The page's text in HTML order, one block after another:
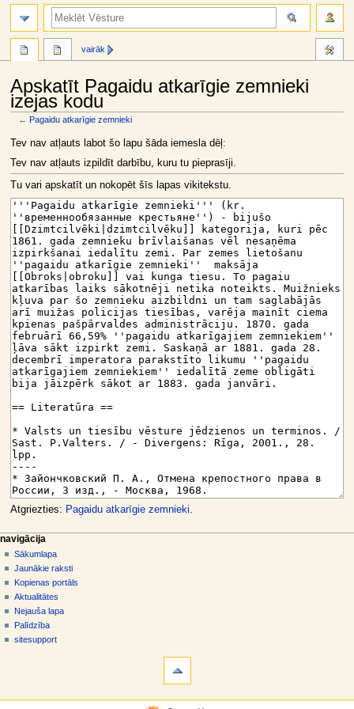
Apskatīt Pagaidu atkarīgie zemnieki
izejas kodu
←Pagaidu atkarīgie zemnieki
Jump
to
navigation
Jump
to
search
Tev nav atļauts labot šo lapu šāda iemesla dēļ:
Tev nav atļauts izpildīt darbību, kuru tu pieprasīji.
Tu vari apskatīt un nokopēt šīs lapas vikitekstu.
Atgriezties: Pagaidu atkarīgie zemnieki
N
a
v
g
ā
c
a
lapas darbības
raksts
diskusija
skatīt
aplūkot
kodu
vēsture
vairāk
dalībnieka rīki
pieslēgties
navigācija
Sākumlapa
Jaunākie raksti
Kopienas portāls
Aktualitātes
Nejauša lapa
Palīdzība
sitesupport
meklēt
navigācija